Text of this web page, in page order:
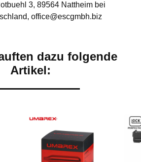
3, 89564 Nattheim bei
office@escgmbh.biz
dazu folgende
Artikel: